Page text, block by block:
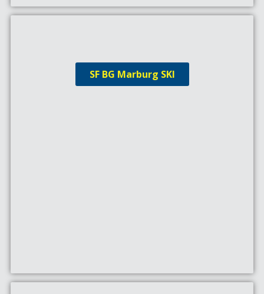
SF BG Marburg SKI